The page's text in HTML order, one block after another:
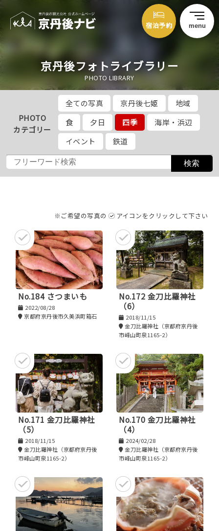
宿泊予約 menu
京丹後フォトライブラリー
PHOTO LIBRARY
PHOTO
カテゴリー
全ての写真 京丹後七姫
地域
食
夕日 四季
海岸・浜辺
イベント
鉄道
※ご希望の写真の アイコンをクリックして下さい
No.184 さつまいも
2022/08/28
京都府京丹後市久美浜町箱石
No.172 金刀比羅神社
（6）
2018/11/15
金刀比羅神社（京都府京丹後
市峰山町泉1165-2）
No.171 金刀比羅神社
（5）
2018/11/15
金刀比羅神社（京都府京丹後
市峰山町泉1165-2）
No.170 金刀比羅神社
（4）
2024/02/28
金刀比羅神社（京都府京丹後
市峰山町泉1165-2）